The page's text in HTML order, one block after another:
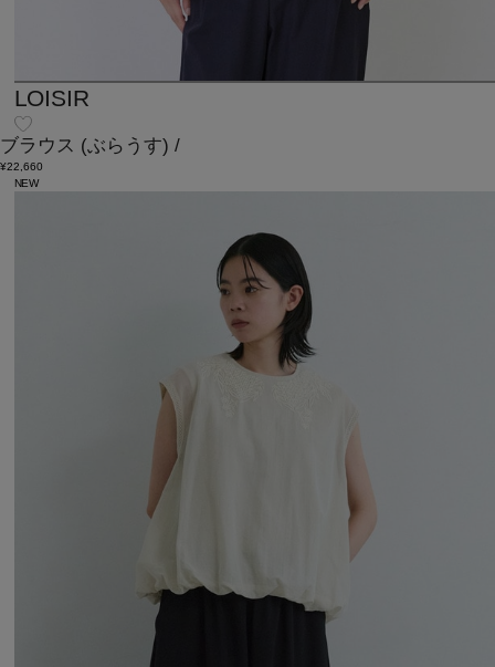
LOISIR
ブラウス (ぶらうす) /
¥22,660
NEW